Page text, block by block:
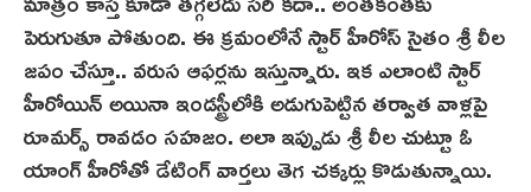
పెరుగుతూ పోతుంది. ఈ క్రమంలోనే స్టార్ హీరోస్ సైతం శ్రీ లీల
జపం చేస్తూ.. వరుస ఆఫర్లను ఇస్తున్నారు. ఇక ఎలాంటి స్టార్
హీరోయిన్ అయినా ఇండస్ట్రీలోకి అడుగుపెట్టిన తర్వాత వాళ్లపై
రూమర్స్ రావడం సహజం. అలా ఇప్పుడు శ్రీ లీల చుట్టూ ఓ
యాంగ్ హీరోతో డేటింగ్ వార్త‌లు తెగ చక్కర్లు కొడుతున్నాయి.